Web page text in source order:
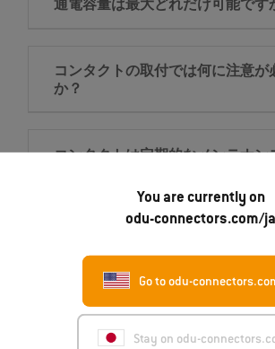
You are currently on
odu-connectors.com/ja
Go to odu-
Stay on odu-
通電容量は最大どれだけ可能です
コンタクトの取付では何に注意が
か？
コンタクトは定期的なメンテナン
お問い合わせ